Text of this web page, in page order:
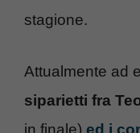
stagione.
Attualmente ad
siparietti fra
in finale) ed i